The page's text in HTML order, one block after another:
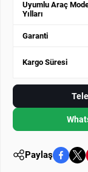
Uyumlu Araç
Yılları
Garanti
Kargo Süresi
Paylaş